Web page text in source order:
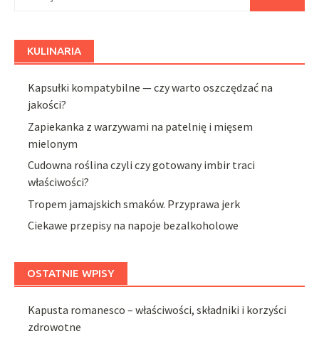
KULINARIA
Kapsułki kompatybilne — czy warto oszczędzać na
jakości?
Zapiekanka z warzywami na patelnię i mięsem
mielonym
Cudowna roślina czyli czy gotowany imbir traci
właściwości?
Tropem jamajskich smaków. Przyprawa jerk
Ciekawe przepisy na napoje bezalkoholowe
OSTATNIE WPISY
Kapusta romanesco – właściwości, składniki i korzyści
zdrowotne